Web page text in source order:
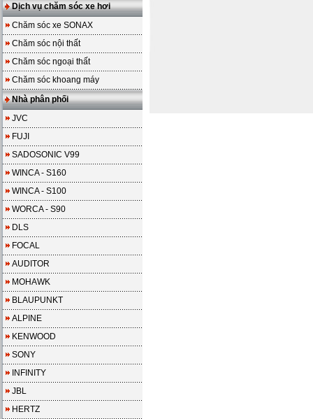
Dịch vụ chăm sóc xe hơi
Chăm sóc xe SONAX
Chăm sóc nội thất
Chăm sóc ngoại thất
Chăm sóc khoang máy
Nhà phân phối
JVC
FUJI
SADOSONIC V99
WINCA - S160
WINCA - S100
WORCA - S90
DLS
FOCAL
AUDITOR
MOHAWK
BLAUPUNKT
ALPINE
KENWOOD
SONY
INFINITY
JBL
HERTZ